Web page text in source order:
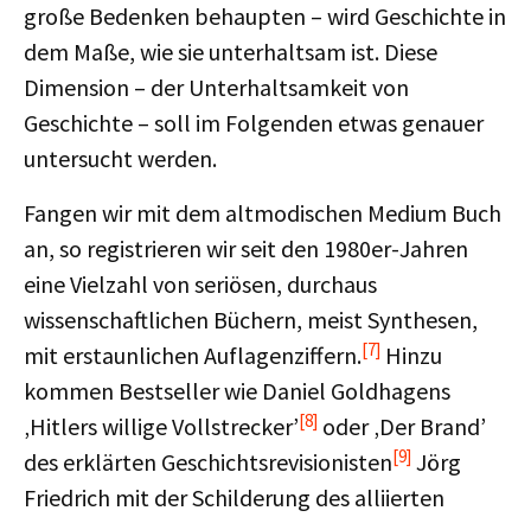
große Bedenken behaupten – wird Geschichte in
dem Maße, wie sie unterhaltsam ist. Diese
Dimension – der Unterhaltsamkeit von
Geschichte – soll im Folgenden etwas genauer
untersucht werden.
Fangen wir mit dem altmodischen Medium Buch
an, so registrieren wir seit den 1980er-Jahren
eine Vielzahl von seriösen, durchaus
wissenschaftlichen Büchern, meist Synthesen,
mit erstaunlichen Auflagenziffern.[7] Hinzu
kommen Bestseller wie Daniel Goldhagens
‚Hitlers willige Vollstrecker’[8] oder ‚Der Brand’
des erklärten Geschichtsrevisionisten[9] Jörg
Friedrich mit der Schilderung des alliierten